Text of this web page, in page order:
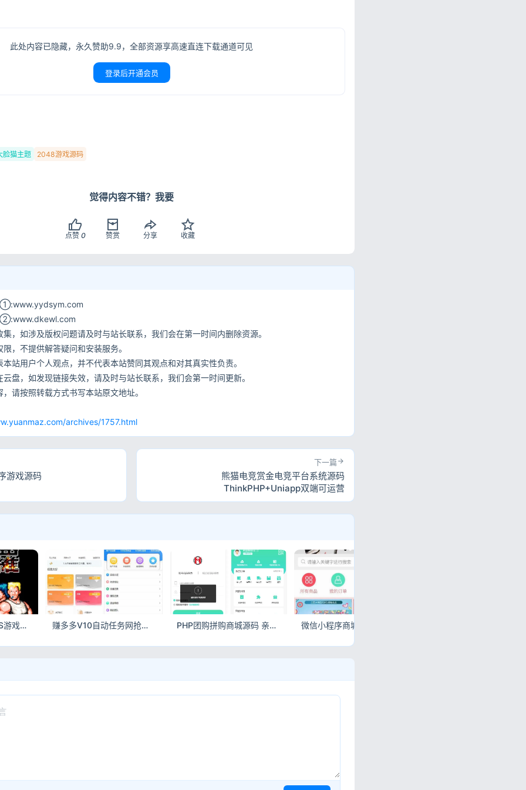
此处内容已隐藏，永久赞助9.9，全部资源享高速直连下载通道可见
登录后开通会员
脸猫主题 2048游戏源码
觉得内容不错？我要
点赞 0 赞赏 分享 收藏
①:www.yydsym.com
②:www.dkewl.com
，如涉及版权问题请及时与站长联系，我们会在第一时间内删除资源。
，不提供解答疑问和安装服务。
站用户个人观点，并不代表本站赞同其观点和对其真实性负责。
盘，如发现链接失效，请及时与站长联系，我们会第一时间更新。
请按照转载方式书写本站原文地址。
archives/1757.html
游戏源码
下一篇
熊猫电竞赏金电竞平台系统源码
ThinkPHP+Uniapp双端可运营
纯手工编写魂斗罗JS游戏源码 网页版经典魂斗罗小游戏 赚多多V10自动任务网抢单源码 会员自营版附搭建视频教程 PHP团购拼购商城源码 亲测完美版拼团电商系统